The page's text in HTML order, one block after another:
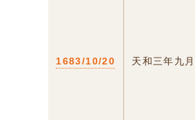
1683/10/20 天和三年九